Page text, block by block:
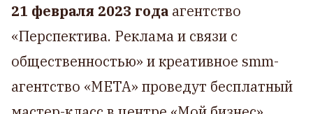
21 февраля 2023 года агентство
«Перспектива. Реклама и связи с
общественностью» и креативное smm-
агентство «МЕТА» проведут бесплатный